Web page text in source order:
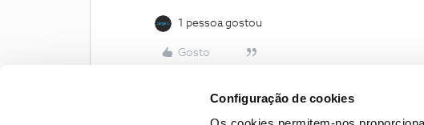
Configuração de cookies
1 pessoa gostou
Gosto